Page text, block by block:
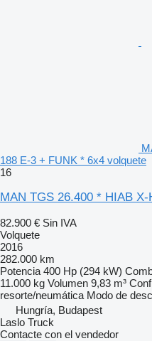
188 E-3 + FUNK * 6x4 volquete
16
MAN TGS 26.400 * HIAB
82.900 € Sin IVA
Volquete
2016
282.000 km
Potencia 400 Hp (294 kW)
11.000 kg Volumen 9,83 m³
resorte/neumática Modo de
Hungría, Budapest
Laslo Truck
Contacte con el vendedor